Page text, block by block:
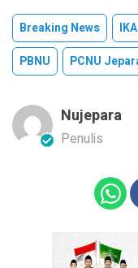
Breaking News
PBNU
PCNU
Nujepara
Penulis